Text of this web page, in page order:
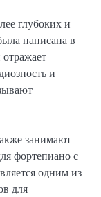
глубоких и
написана в
и
занимают
фортепиано с
одним из
для